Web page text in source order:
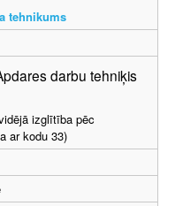
tehnikums
darbu tehniķis
izglītība pēc
ar kodu 33)